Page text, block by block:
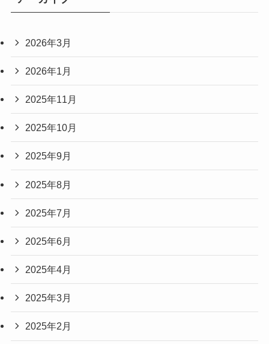
2026年3月
2026年1月
2025年11月
2025年10月
2025年9月
2025年8月
2025年7月
2025年6月
2025年4月
2025年3月
2025年2月